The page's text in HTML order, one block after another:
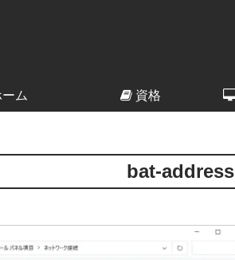
ーム 資格
bat-address